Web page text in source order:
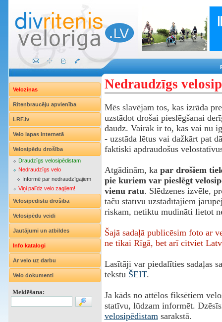
Veloziņas
Riteņbraucēju apvienība
LRF.lv
Velo lapas internetā
Velosipēdu drošība
Draudzīgs velosipēdistam
Nedraudzīgs velo
Informē par nedraudzīgajiem
Viņi palīdz velo zagļiem!
Velosipēdistu drošība
Velosipēdu veidi
Jautājumi un atbildes
Info katalogi
Ar velo uz darbu
Velo dokumenti
Meklēšana:
Nedraudzīgs
Mēs slavējam tos, kas izrāda
uzstādot drošai pieslēgšanai
daudz. Vairāk ir to, kas vai nu
- uzstāda lētus vai dažkārt pat
faktiski apdraudošus
Atgādinām, ka par drošiem
pie kuriem var pieslēgt
vienu ratu. Slēdzenes izvēle,
taču statīvu uzstādītājiem
riskam, netiktu mudināti lietot
Šajā sadaļā publicēsim foto ar
ne tikai Rīgā, bet arī citviet
Lasītāji var piedalīties sadaļas
tekstu ŠEIT.
Ja kāds no attēlos fiksētiem
statīvu, lūdzam informēt.
velosipēdistam sarakstā.